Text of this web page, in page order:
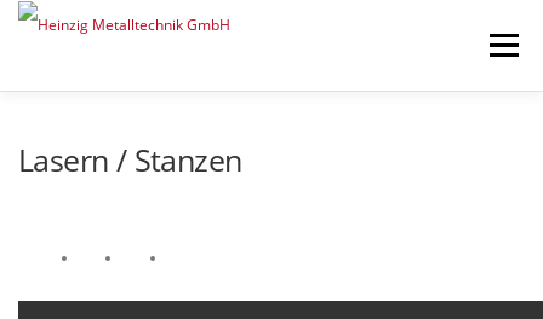
Zum Inhalt springen
Menü
Lasern / Stanzen